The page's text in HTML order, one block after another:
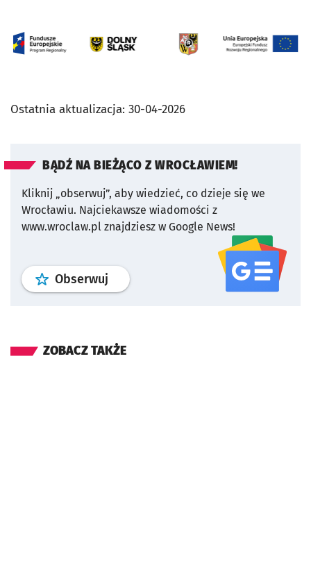
Ostatnia aktualizacja: 30-04-2026
BĄDŹ NA BIEŻĄCO Z WROCŁAWIEM!
Kliknij „obserwuj”, aby wiedzieć, co dzieje się we
Wrocławiu. Najciekawsze wiadomości z
www.wroclaw.pl znajdziesz w Google News!
Obserwuj profil serwisu
ZOBACZ TAKŻE